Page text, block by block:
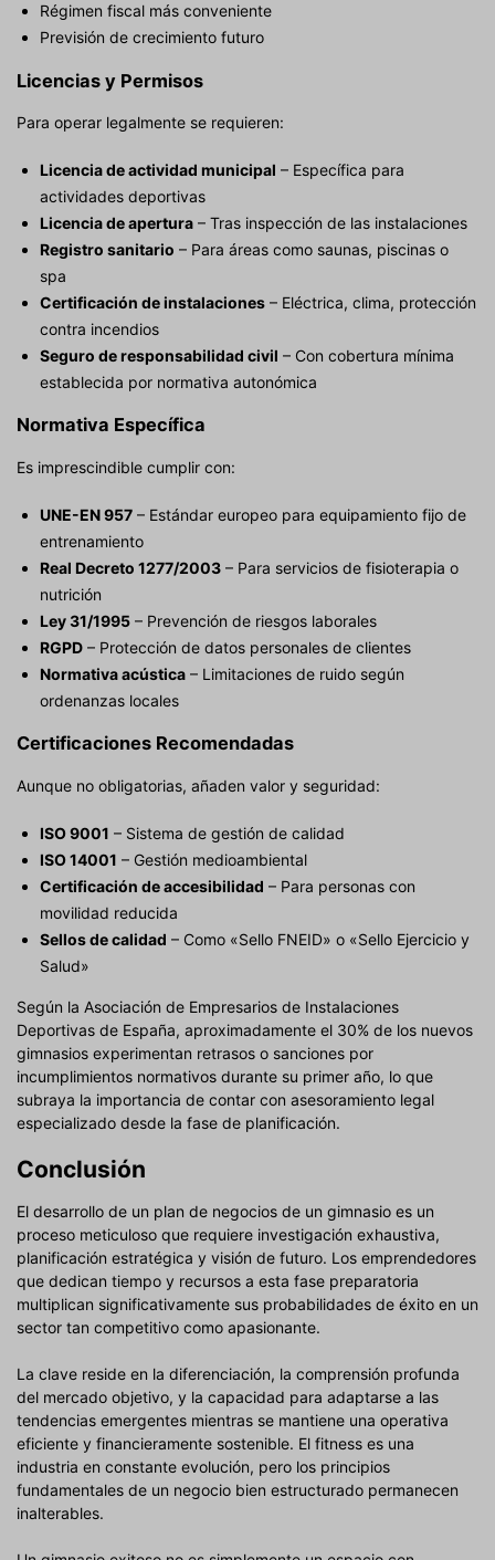
Régimen fiscal más conveniente
Previsión de crecimiento futuro
Licencias y Permisos
Para operar legalmente se requieren:
Licencia de actividad municipal – Específica para
actividades deportivas
Licencia de apertura – Tras inspección de las instalaciones
Registro sanitario – Para áreas como saunas, piscinas o
spa
Certificación de instalaciones – Eléctrica, clima, protección
contra incendios
Seguro de responsabilidad civil – Con cobertura mínima
establecida por normativa autonómica
Normativa Específica
Es imprescindible cumplir con:
UNE-EN 957 – Estándar europeo para equipamiento fijo de
entrenamiento
Real Decreto 1277/2003 – Para servicios de fisioterapia o
nutrición
Ley 31/1995 – Prevención de riesgos laborales
RGPD – Protección de datos personales de clientes
Normativa acústica – Limitaciones de ruido según
ordenanzas locales
Certificaciones Recomendadas
Aunque no obligatorias, añaden valor y seguridad:
ISO 9001 – Sistema de gestión de calidad
ISO 14001 – Gestión medioambiental
Certificación de accesibilidad – Para personas con
movilidad reducida
Sellos de calidad – Como «Sello FNEID» o «Sello Ejercicio y
Salud»
Según la Asociación de Empresarios de Instalaciones
Deportivas de España, aproximadamente el 30% de los nuevos
gimnasios experimentan retrasos o sanciones por
incumplimientos normativos durante su primer año, lo que
subraya la importancia de contar con asesoramiento legal
especializado desde la fase de planificación.
Conclusión
El desarrollo de un plan de negocios de un gimnasio es un
proceso meticuloso que requiere investigación exhaustiva,
planificación estratégica y visión de futuro. Los emprendedores
que dedican tiempo y recursos a esta fase preparatoria
multiplican significativamente sus probabilidades de éxito en un
sector tan competitivo como apasionante.
La clave reside en la diferenciación, la comprensión profunda
del mercado objetivo, y la capacidad para adaptarse a las
tendencias emergentes mientras se mantiene una operativa
eficiente y financieramente sostenible. El fitness es una
industria en constante evolución, pero los principios
fundamentales de un negocio bien estructurado permanecen
inalterables.